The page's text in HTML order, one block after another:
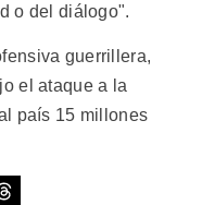
o del diálogo".
guerrillera,
el ataque a la
país 15 millones